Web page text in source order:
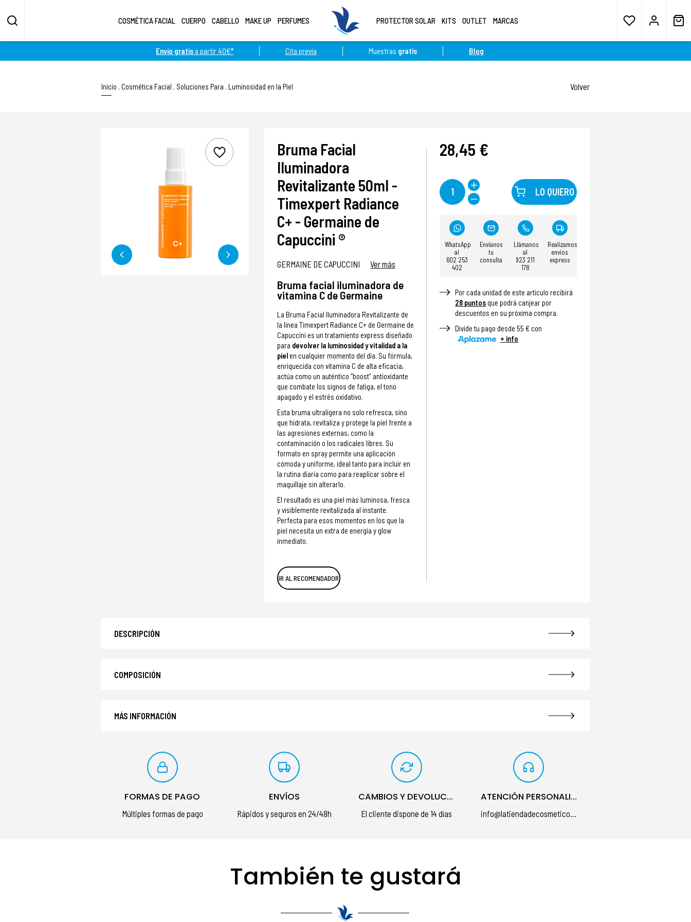
Envío gratis a partir 40€* Cita previa Muestras gratis Blog
COSMÉTICA FACIAL CUERPO CABELLO MAKE UP PERFUMES PROTECTOR SOLAR KITS OUTLET MARCAS
Inicio Cosmética Facial Soluciones Para Luminosidad en la Piel Volver
Bruma Facial
Iluminadora
Revitalizante 50ml -
Timexpert Radiance
C+ - Germaine de
Capuccini ®
GERMAINE DE CAPUCCINI Ver más
Bruma facial iluminadora de
vitamina C de Germaine
La Bruma Facial Iluminadora Revitalizante de
la línea Timexpert Radiance C+ de Germaine de
Capuccini es un tratamiento express diseñado
para devolver la luminosidad y vitalidad a la
pielen cualquier momento del día. Su fórmula,
enriquecida con vitamina C de alta eficacia,
actúa como un auténtico “boost” antioxidante
que combate los signos de fatiga, el tono
apagado y el estrés oxidativo.
Esta bruma ultraligera no solo refresca, sino
que hidrata, revitaliza y protege la piel frente a
las agresiones externas, como la
contaminación o los radicales libres. Su
formato en spray permite una aplicación
cómoda y uniforme, ideal tanto para incluir en
la rutina diaria como para reaplicar sobre el
maquillaje sin alterarlo.
El resultado es una piel más luminosa, fresca
y visiblemente revitalizada al instante.
Perfecta para esos momentos en los que la
piel necesita un extra de energía y glow
inmediato.
IR AL RECOMENDADOR
28,45 €
1 LO QUIERO
WhatsApp
al
602 253
402
Envíanos
tu
consulta
Llámanos
al
923 211
178
Realizamos
envíos
express
Por cada unidad de este articulo recibirá
28 puntos que podrá canjear por
descuentos en su próxima compra.
Divide tu pago desde 55 € con
+ info
DESCRIPCIÓN
COMPOSICIÓN
MÁS INFORMACIÓN
FORMAS DE PAGO
Múltiples formas de pago
ENVÍOS
Rápidos y seguros en 24/48h
CAMBIOS Y DEVOLUCIONES
El cliente dispone de 14 días
ATENCIÓN PERSONALIZADA
info@latiendadecosmeticos.com
También te gustará